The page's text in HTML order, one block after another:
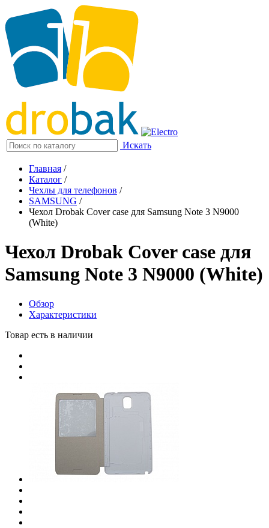
Искать
Главная /
Каталог /
Чехлы для телефонов /
SAMSUNG /
Чехол Drobak Cover case для Samsung Note 3 N9000
(White)
Чехол Drobak Cover case для
Samsung Note 3 N9000 (White)
Обзор
Характеристики
Товар есть в наличии